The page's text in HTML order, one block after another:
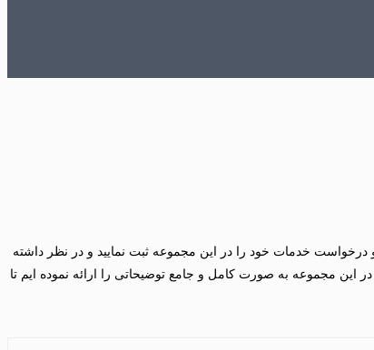
درخواست خدمات خود را در این مجموعه ثبت نمایید و در نظر داشته
این مجموعه به صورت کامل و جامع توضیحاتی را ارائه نموده ایم تا